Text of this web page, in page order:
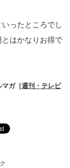
ったところでし
はかなりお得で
ガ［週刊・テレビ